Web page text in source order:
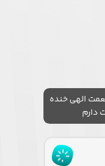
الهی خنده
دارم